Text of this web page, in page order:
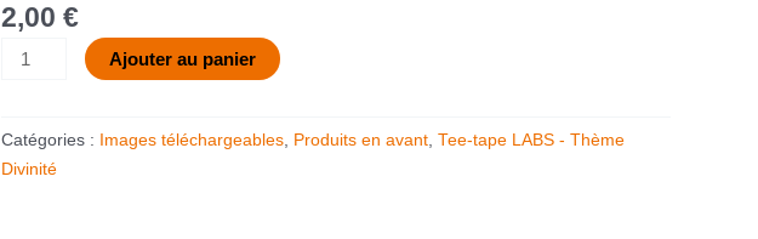
2,00 €
Ajouter au panier
Catégories : Images téléchargeables, Produits en avant, Tee-tape LABS - Thème
Divinité